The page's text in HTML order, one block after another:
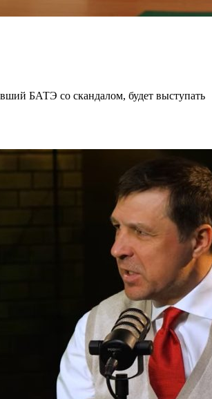
БАТЭ со скандалом, будет выступать